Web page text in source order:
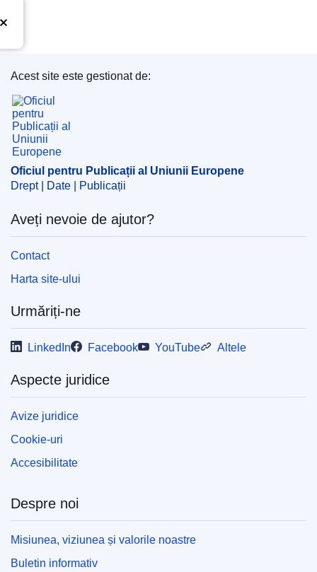
Oficiul pentru Publicații al Uniunii Europene
Acest site este gestionat de:
Oficiul pentru Publicații al Uniunii Europene
Drept | Date | Publicații
Aveți nevoie de ajutor?
Contact
Harta site-ului
Urmăriți-ne
LinkedIn Facebook YouTube Altele
Aspecte juridice
Avize juridice
Cookie-uri
Accesibilitate
Despre noi
Misiunea, viziunea și valorile noastre
Buletin informativ